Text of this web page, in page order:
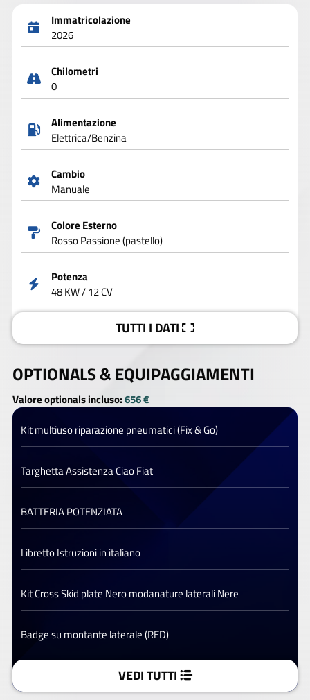
Immatricolazione
2026
Chilometri
0
Alimentazione
Elettrica/Benzina
Cambio
Manuale
Colore Esterno
Rosso Passione (pastello)
Potenza
48 KW / 12 CV
TUTTI I DATI
OPTIONALS &EQUIPAGGIAMENTI
Valore optionals incluso:656 €
Kit multiuso riparazione pneumatici (Fix & Go)
Targhetta Assistenza Ciao Fiat
BATTERIA POTENZIATA
Libretto Istruzioni in italiano
Kit Cross Skid plate Nero modanature laterali Nere
Badge su montante laterale (RED)
VEDI TUTTI